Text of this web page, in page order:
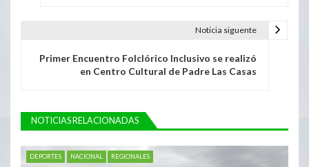
Noticia siguente
Primer Encuentro Folclórico Inclusivo se realizó
en Centro Cultural de Padre Las Casas
NOTICIAS RELACIONADAS
DEPORTES NACIONAL REGIONALES